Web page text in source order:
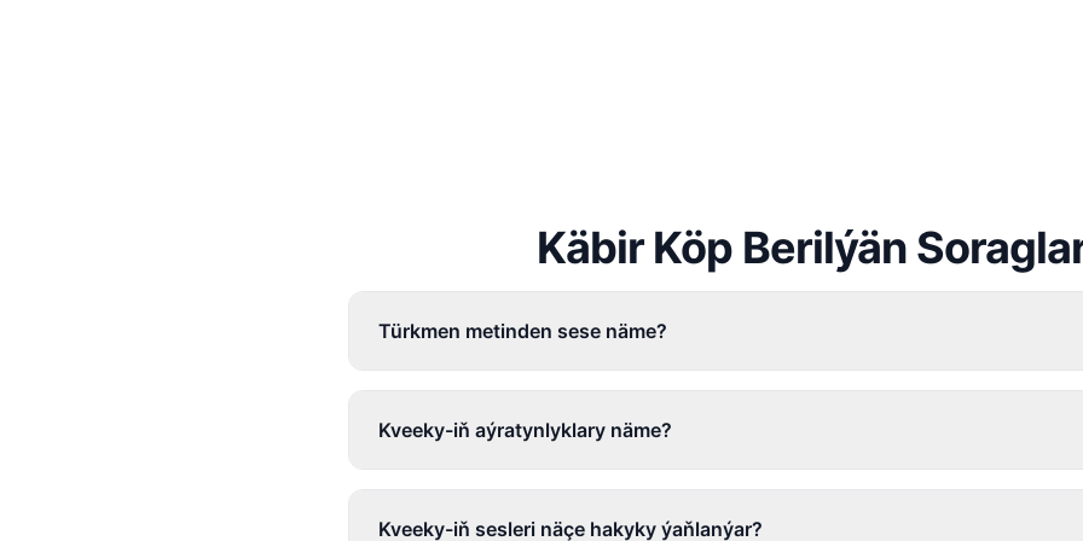
Käbir Köp Berilýän
Türkmen metinden sese näme?
Kveeky-iň aýratynlyklary näme?
Kveeky-iň sesleri näçe hakyky ýaňlanýar?